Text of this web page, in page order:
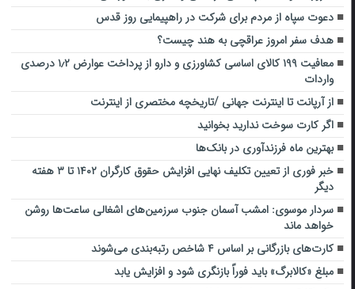
دعوت سپاه از مردم برای شرکت در راهپیمایی روز قدس
هدف سفر امروز عراقچی به هند چیست؟
معافیت ۱۹۹ کالای اساسی کشاورزی و دارو از پرداخت عوارض ۱٫۲ درصدی
واردات
از آرپانت تا اینترنت جهانی /تاریخچه مختصری از اینترنت
اگر کارت سوخت ندارید بخوانید
بهترین ماه فرزندآوری در بانک‌ها
خبر فوری از تعیین تکلیف نهایی افزایش حقوق کارگران ۱۴۰۲ تا ۳ هفته
دیگر
سردار موسوی: امشب آسمان جنوب سرزمین‌های اشغالی ساعت‌ها روشن
خواهد ماند
کارت‌های بازرگانی بر اساس ۴ شاخص رتبه‌بندی می‌شوند
مبلغ «کالابرگ» باید فوراً بازنگری شود و افزایش یابد